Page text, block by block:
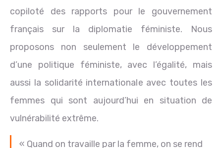
copiloté des rapports pour le gouvernement
français sur la diplomatie féministe. Nous
proposons non seulement le développement
d’une politique féministe, avec l’égalité, mais
aussi la solidarité internationale avec toutes les
femmes qui sont aujourd’hui en situation de
vulnérabilité extrême.
« Quand on travaille par la femme, on se rend